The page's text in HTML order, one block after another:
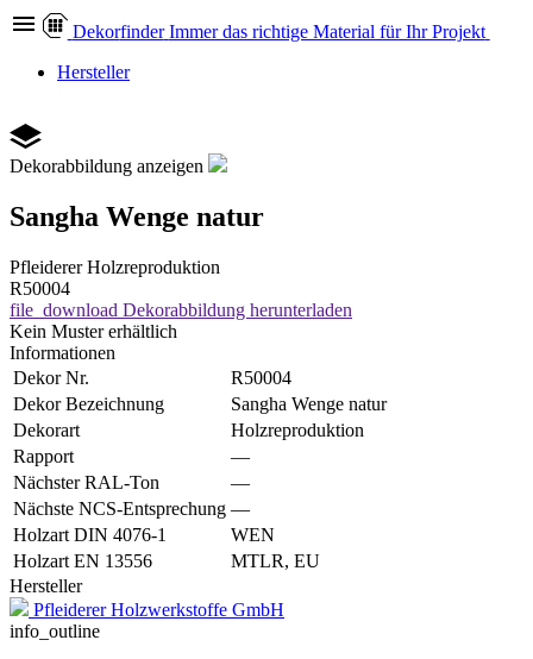
Dekorfinder Immer das richtige Material für Ihr Projekt
Hersteller
Dekorabbildung anzeigen
Sangha Wenge natur
Pfleiderer Holzreproduktion
R50004
file_download Dekorabbildung herunterladen
Kein Muster erhältlich
Informationen
Dekor Nr.
R50004
Dekor Bezeichnung
Sangha Wenge natur
Dekorart
Holzreproduktion
Rapport
—
Nächster RAL-Ton
—
Nächste NCS-Entsprechung —
Holzart DIN 4076-1
WEN
Holzart EN 13556
MTLR, EU
Hersteller
Pfleiderer Holzwerkstoffe GmbH
info_outline